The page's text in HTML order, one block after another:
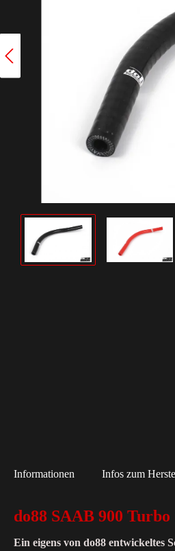
Informationen Infos zum
do88 SAAB 900
Ein eigens von do88 entwickeltes